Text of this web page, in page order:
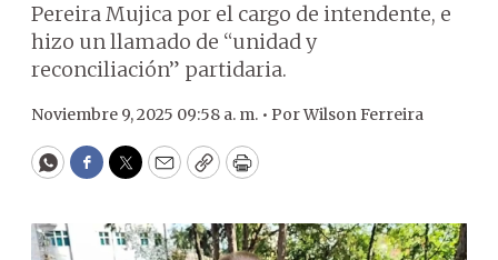
Pereira Mujica por el cargo de intendente, e
hizo un llamado de “unidad y
reconciliación” partidaria.
Noviembre 9, 2025 09:58 a. m. • PorWilson Ferreira
WhatsApp
Facebook
Twitter
EmailCopyPrint